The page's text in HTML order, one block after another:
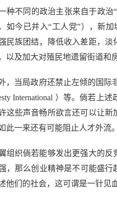
不同的政治主张来自于政治“
，如今已并入“工人党”），新
民族团结，降低收入差距，
以及加大对殖民地遗留街道和
当局政府还禁止左倾的国际非
International ）等。倘若
这些声音畅所欲言还可以让
此一来还有可能阻止人才外流。
织倘若能够发出更强大的反竞
，那么创业精神是不可能盛
他们的社会，这可谓是一针见